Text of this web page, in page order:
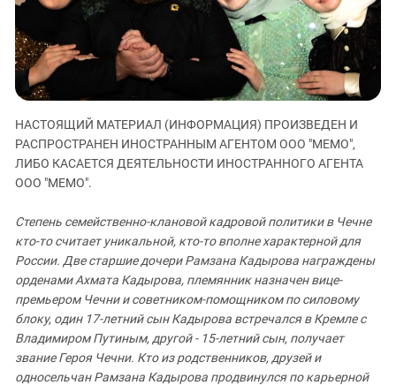
ЗАСТАВЛЯЕТ
КАВКАЗ ЗА ПАЛЕСТИНУ
ИНАКОМЫСЛИЕ В ЧЕЧНЕ
ПРЕСЛЕДОВАНИЕ АКТИВИСТОВ
МОБИЛИЗАЦИЯ И ПРОТЕСТЫ
Ингушетия
Кабардино-Балкария
Калмыкия
Карачаево-Черкесия
Краснодарский край
Нагорный Карабах
Северная Осетия - Алания
СКФО
Ставропольский край
Чечня
Южная Осетия
НАСТОЯЩИЙ МАТЕРИАЛ (ИНФОРМАЦИЯ) ПРОИЗВЕДЕН И
РАСПРОСТРАНЕН ИНОСТРАННЫМ АГЕНТОМ ООО "МЕМО",
ЛИБО КАСАЕТСЯ ДЕЯТЕЛЬНОСТИ ИНОСТРАННОГО АГЕНТА
ООО "МЕМО".
Степень семейственно-клановой кадровой политики в Чечне
кто-то считает уникальной, кто-то вполне характерной для
России. Две старшие дочери Рамзана Кадырова награждены
орденами Ахмата Кадырова, племянник назначен вице-
премьером Чечни и советником-помощником по силовому
блоку, один 17-летний сын Кадырова встречался в Кремле с
Владимиром Путиным, другой - 15-летний сын, получает
звание Героя Чечни. Кто из родственников, друзей и
односельчан Рамзана Кадырова продвинулся по карьерной